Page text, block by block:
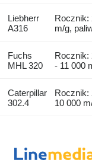
Liebherr
A316
Rocznik:
m/g,
Fuchs
MHL 320
Rocznik:
- 11 000
Caterpillar
302.4
Rocznik:
10 000